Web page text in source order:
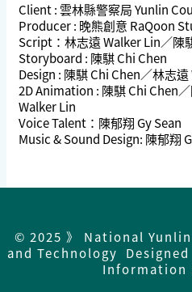
Client : 雲林縣警察局 Yunlin
Producer : 晚熊創意 RaQoon
Script：林志遠 Walker Lin／陳
Storyboard : 陳騏 Chi Chen
Design : 陳騏 Chi Chen／林志
2D Animation : 陳騏 Chi Chen
Walker Lin
Voice Talent：陳郁翔 Gy Sean
Music & Sound Design: 陳郁翔
© 2025 》 National
and Technology
Information